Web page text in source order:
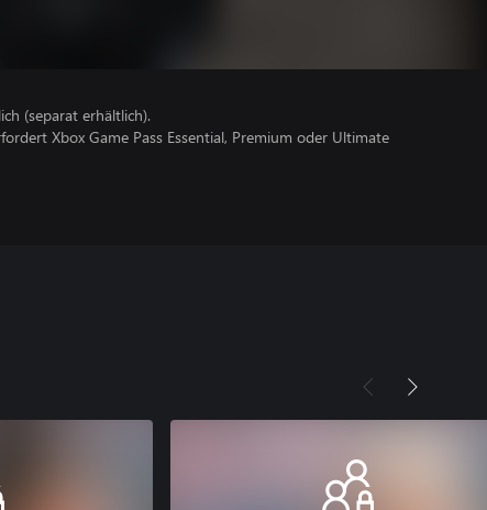
(separat erhältlich).
Xbox Game Pass Essential, Premium oder Ultimate